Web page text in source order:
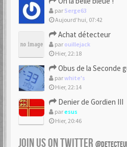
par Serge63
Aujourd’hui, 07:42
Achat détecteur
par ouillejack
Hier, 22:18
Obus de la Seconde guerre
parwhite's
Hier, 22:14
Denier de Gordien III
paresus
Hier, 20:46
JOIN US ON TWITTER